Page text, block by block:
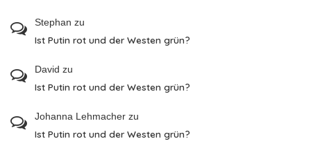
Stephan zu
Ist Putin rot und der Westen grün?
David zu
Ist Putin rot und der Westen grün?
Johanna Lehmacher zu
Ist Putin rot und der Westen grün?